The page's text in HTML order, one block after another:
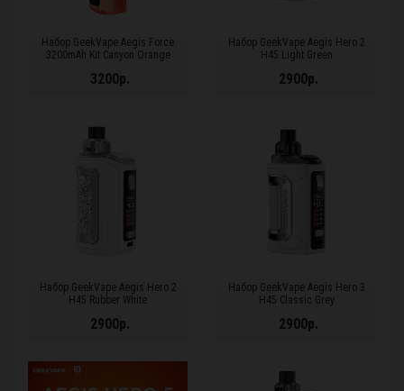
Набор GeekVape Aegis Force
3200mAh Kit Canyon Orange
3200р.
Набор GeekVape Aegis Hero 2
H45 Light Green
2900р.
Набор GeekVape Aegis Hero 2
H45 Rubber White
2900р.
Набор GeekVape Aegis Hero 3
H45 Classic Grey
2900р.